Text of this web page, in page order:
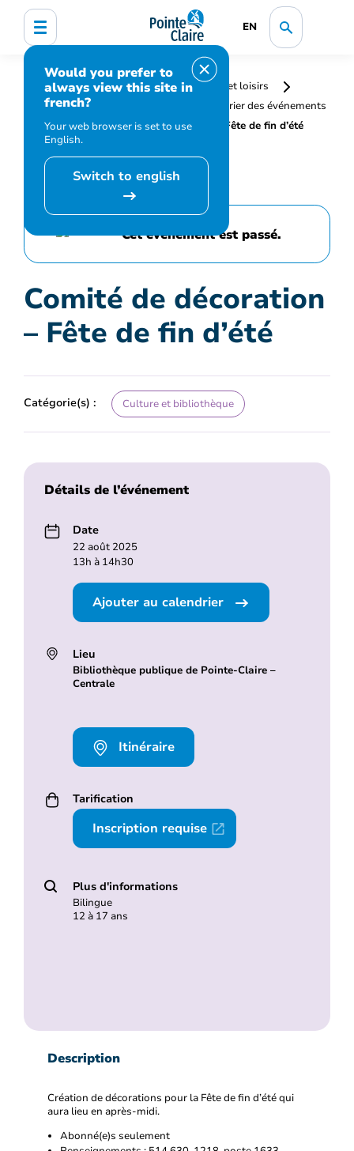
EN
Would you prefer to
always view this site in
french?
Your web browser is set to use
English.
Switch to english
Accueil
Bibliothèque, culture, sports et loisirs
Programmation et inscription
Calendrier des événements
et activités
Comité de décoration – Fête de fin d’été
Cet événement est passé.
Comité de décoration
– Fête de fin d’été
Catégorie(s) : Culture et bibliothèque
Détails de l’événement
Date
22 août 2025
13h à 14h30
Ajouter au calendrier
Lieu
Bibliothèque publique de Pointe-Claire –
Centrale
Itinéraire
Tarification
Inscription requise
Plus d'informations
Bilingue
12 à 17 ans
Description
Création de décorations pour la Fête de fin d’été qui
aura lieu en après-midi.
Abonné(e)s seulement